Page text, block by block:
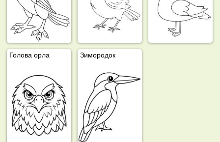
Голова орла Зимородок